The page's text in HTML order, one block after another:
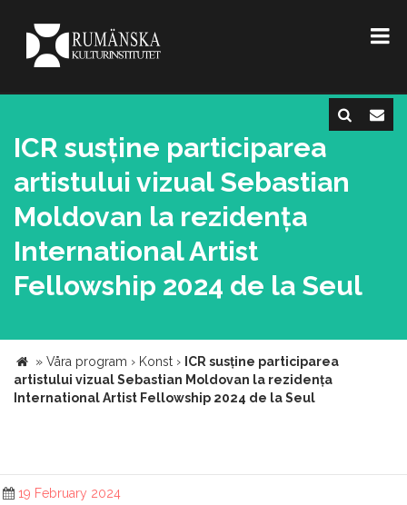
ICR susține participarea
artistului vizual Sebastian
Moldovan la rezidența
International Artist
Fellowship 2024 de la Seul
» Våra program › Konst › ICR susține participarea
artistului vizual Sebastian Moldovan la rezidența
International Artist Fellowship 2024 de la Seul
19 February 2024